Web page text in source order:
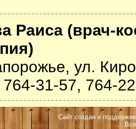
Раиса (врач-
ул.
31-57, 764-
Сайт создан и